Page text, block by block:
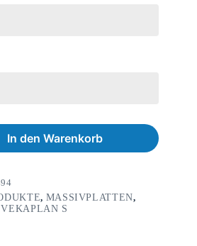
In den Warenkorb
, MASSIVPLATTEN,
VEKAPLAN S